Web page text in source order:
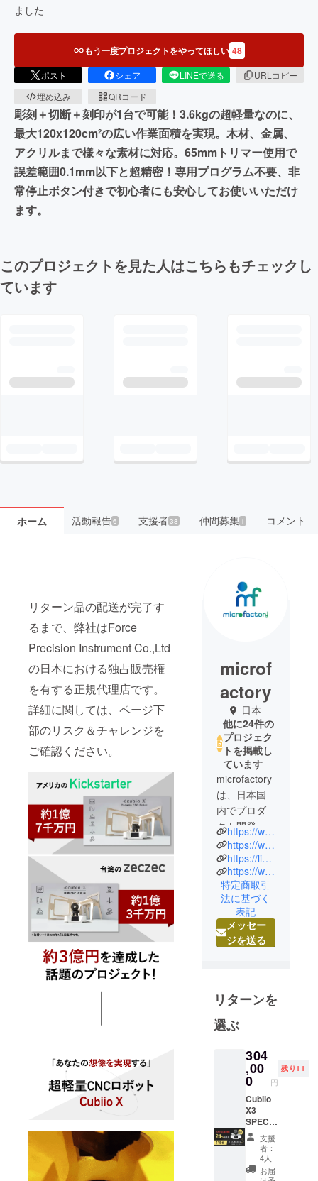
ました
もう一度プロジェクトをやってほしい 48
ポスト シェア LINEで送る
URLコピー
埋め込み
QRコード
彫刻＋切断＋刻印が1台で可能！3.6kgの超軽量なのに、
最大120x120cm²の広い作業面積を実現。木材、金属、
アクリルまで様々な素材に対応。65mmトリマー使用で
誤差範囲0.1mm以下と超精密！専用プログラム不要、非
常停止ボタン付きで初心者にも安心してお使いいただけ
ます。
このプロジェクトを見た人はこちらもチェックし
ています
ホーム 活動報告6 支援者38 仲間募集 1 コメント
リターン品の配送が完了す
るまで、弊社はForce
Precision Instrument Co.,Ltd
の日本における独占販売権
を有する正規代理店です。
詳細に関しては、ページ下
部のリスク＆チャレンジを
ご確認ください。
microf
actory
日本
他に24件の
プロジェク
トを掲載し
ています
microfactory
は、日本国
内でプロダ
クト開発に
勤しむガ
ジェット・
プロダクト
好きのメン
バーが、世
界に目を向
けクリエイ
ティブな
お届けする
ションスト
独自の工夫
アに満ちた
プロダクト
を厳選し、
皆様にお届
けしていま
https://www.microfactory.jp
https://www.instagram.com/microfactory_jp/
https://lin.ee/FO0NygF
https://www.timaze.jp
特定商取引
法に基づく
表記
メッセー
ジを送る
リターンを
選ぶ
304
,00
0 円
残り11
Cubiio
X3
SPECIA
L追加割
（作業
面積
120x12
0cm）1
支援
者：
4人
お届